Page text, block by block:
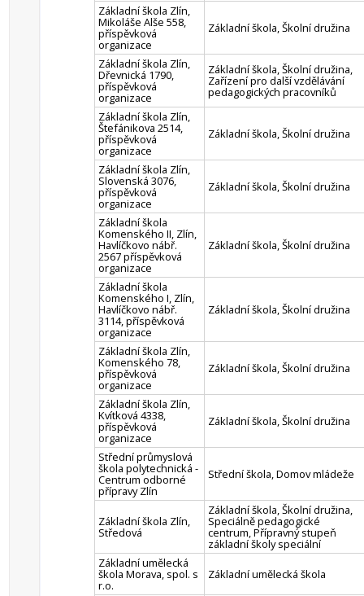
Základní škola Zlín,
Mikoláše Alše 558,
příspěvková
organizace
Základní škola, Školní družina
Základní škola Zlín,
Dřevnická 1790,
příspěvková
organizace
Základní škola, Školní družina,
Zařízení pro další vzdělávání
pedagogických pracovníků
Základní škola Zlín,
Štefánikova 2514,
příspěvková
organizace
Základní škola, Školní družina
Základní škola Zlín,
Slovenská 3076,
příspěvková
organizace
Základní škola, Školní družina
Základní škola
Komenského II, Zlín,
Havlíčkovo nábř.
2567 příspěvková
organizace
Základní škola, Školní družina
Základní škola
Komenského I, Zlín,
Havlíčkovo nábř.
3114, příspěvková
organizace
Základní škola, Školní družina
Základní škola Zlín,
Komenského 78,
příspěvková
organizace
Základní škola, Školní družina
Základní škola Zlín,
Kvítková 4338,
příspěvková
organizace
Základní škola, Školní družina
Střední průmyslová
škola polytechnická -
Centrum odborné
přípravy Zlín
Střední škola, Domov mládeže
Základní škola Zlín,
Středová
Základní škola, Školní družina,
Speciálně pedagogické
centrum, Přípravný stupeň
základní školy speciální
Základní umělecká
škola Morava, spol. s
r.o.
Základní umělecká škola